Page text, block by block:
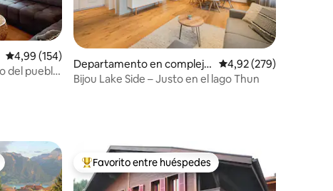
Calificación promedio: 4,99 de 5. 154 evaluaciones
4,99 (154)
del pueblo
Departamento en complejo
residencial en Faulensee
Calificación promedio:
4,92 (279)
Bijou Lake Side – Justo en el lago Thun
más destacados Favorito entre los huéspedes más destacados
Favorito entre huéspedes